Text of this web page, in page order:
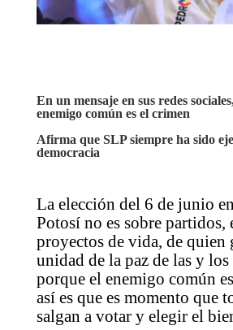
En un mensaje en sus redes
enemigo común es el crimen
Afirma que SLP siempre ha sido
democracia
La elección del 6 de junio
Potosí no es sobre partidos,
proyectos de vida, de quien
unidad de la paz de las y
porque el enemigo común
así es que es momento que
salgan a votar y elegir el